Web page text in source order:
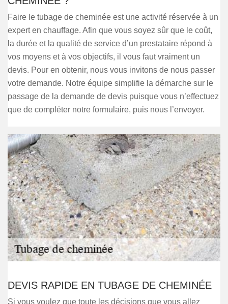
Faire le tubage de cheminée est une activité réservée à un
expert en chauffage. Afin que vous soyez sûr que le coût,
la durée et la qualité de service d’un prestataire répond à
vos moyens et à vos objectifs, il vous faut vraiment un
devis. Pour en obtenir, nous vous invitons de nous passer
votre demande. Notre équipe simplifie la démarche sur le
passage de la demande de devis puisque vous n’effectuez
que de compléter notre formulaire, puis nous l’envoyer.
DEVIS RAPIDE EN TUBAGE DE CHEMINÉE
Si vous voulez que toute les décisions que vous allez